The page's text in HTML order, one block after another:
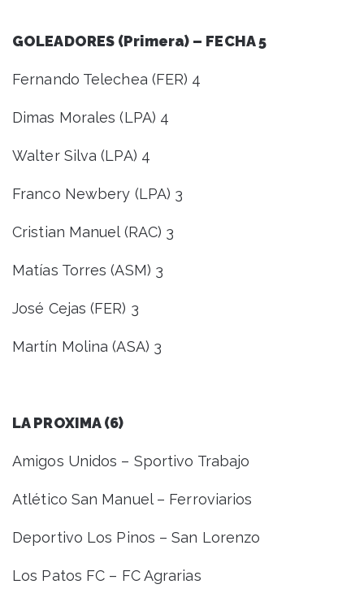
GOLEADORES (Primera) – FECHA 5
Fernando Telechea (FER) 4
Dimas Morales (LPA) 4
Walter Silva (LPA) 4
Franco Newbery (LPA) 3
Cristian Manuel (RAC) 3
Matías Torres (ASM) 3
José Cejas (FER) 3
Martín Molina (ASA) 3
LA PROXIMA (6)
Amigos Unidos – Sportivo Trabajo
Atlético San Manuel – Ferroviarios
Deportivo Los Pinos – San Lorenzo
Los Patos FC – FC Agrarias